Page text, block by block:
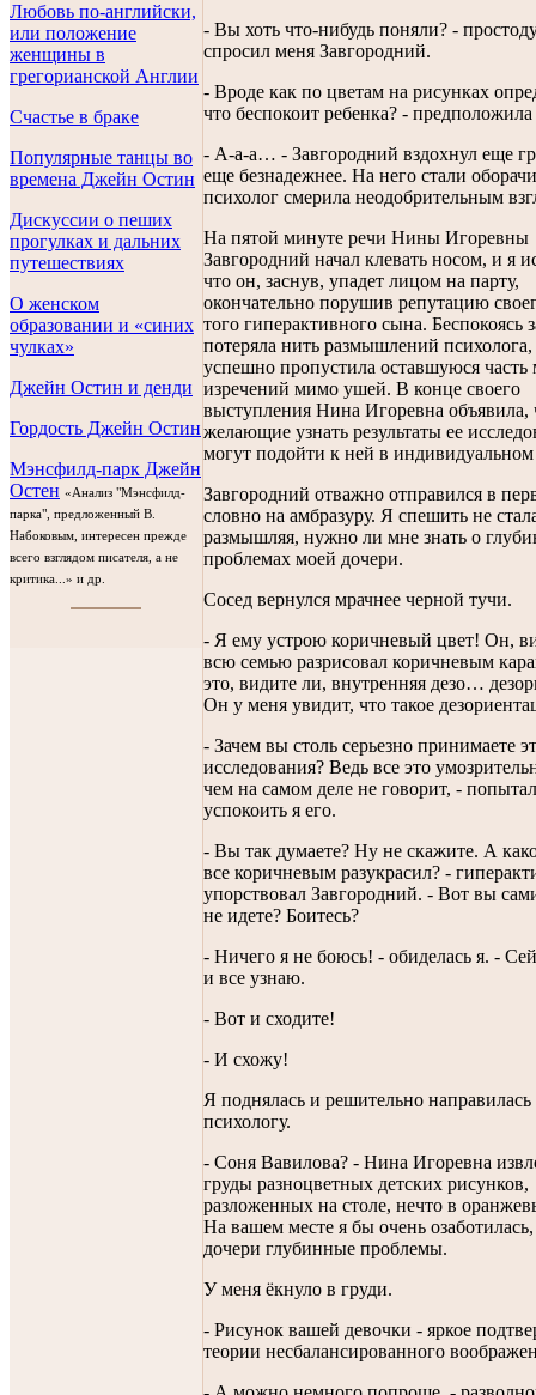
Любовь по-английски,
или положение
женщины в
грегорианской Англии
Счастье в браке
Популярные танцы во
времена Джейн Остин
Дискуссии о пеших
прогулках и дальних
путешествиях
О женском
образовании и «синих
чулках»
Джейн Остин и денди
Гордость Джейн Остин
Мэнсфилд-парк Джейн
Остен «Анализ "Мэнсфилд-
парка", предложенный В.
Набоковым, интересен прежде
всего взглядом писателя, а не
критика...» и др.
- Вы хоть что-нибудь поняли? -
спросил меня Завгородний.
- Вроде как по цветам на рисунках
что беспокоит ребенка? - предположила
- А-а-а… - Завгородний вздохнул еще
еще безнадежнее. На него стали
психолог смерила неодобрительным
На пятой минуте речи Нины Игоревны
Завгородний начал клевать носом, и я
что он, заснув, упадет лицом на парту,
окончательно порушив репутацию
того гиперактивного сына. Беспокоясь
потеряла нить размышлений психолога,
успешно пропустила оставшуюся часть
изречений мимо ушей. В конце своего
выступления Нина Игоревна объявила,
желающие узнать результаты ее
могут подойти к ней в индивидуальном
Завгородний отважно отправился в
словно на амбразуру. Я спешить не
размышляя, нужно ли мне знать о
проблемах моей дочери.
Сосед вернулся мрачнее черной тучи.
- Я ему устрою коричневый цвет! Он,
всю семью разрисовал коричневым
это, видите ли, внутренняя дезо…
Он у меня увидит, что такое
- Зачем вы столь серьезно принимаете
исследования? Ведь все это
чем на самом деле не говорит, -
успокоить я его.
- Вы так думаете? Ну не скажите. А
все коричневым разукрасил? -
упорствовал Завгородний. - Вот вы
не идете? Боитесь?
- Ничего я не боюсь! - обиделась я. -
и все узнаю.
- Вот и сходите!
- И схожу!
Я поднялась и решительно направилась
психологу.
- Соня Вавилова? - Нина Игоревна
груды разноцветных детских рисунков,
разложенных на столе, нечто в
На вашем месте я бы очень
дочери глубинные проблемы.
У меня ёкнуло в груди.
- Рисунок вашей девочки - яркое
теории несбалансированного